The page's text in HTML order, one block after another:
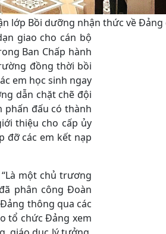
lớp Bồi dưỡng nhận thức về
giao cho cán bộ
Ban Chấp hành
đồng thời bồi
em học sinh ngay
dẫn chặt chẽ đội
phấn đấu có thành
thiệu cho cấp ủy
đỡ các em kết nạp
một chủ trương
phân công Đoàn
thông qua các
tổ chức Đảng xem